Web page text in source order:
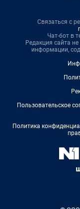
Связаться с
Чат-бот в
Редакция сайта не
информации,
Пользовательское
Политика